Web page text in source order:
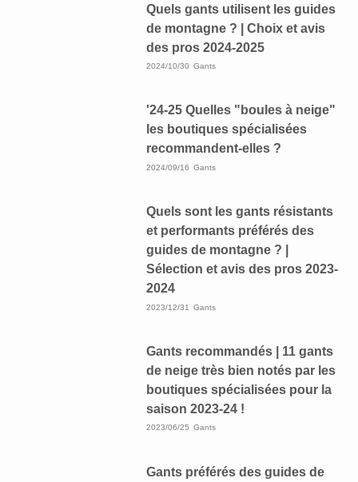
Quels gants utilisent les guides
de montagne ? | Choix et avis
des pros 2024-2025
2024/10/30 Gants
'24-25 Quelles "boules à neige"
les boutiques spécialisées
recommandent-elles ?
2024/09/16 Gants
Quels sont les gants résistants
et performants préférés des
guides de montagne ? |
Sélection et avis des pros 2023-
2024
2023/12/31 Gants
Gants recommandés | 11 gants
de neige très bien notés par les
boutiques spécialisées pour la
saison 2023-24 !
2023/06/25 Gants
Gants préférés des guides de